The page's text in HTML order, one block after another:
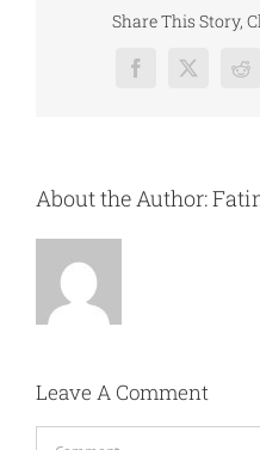
Share This Story,
Facebook
X
About the Author:
Leave A Comment